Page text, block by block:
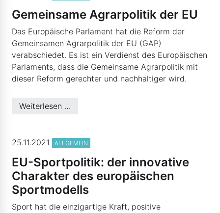
Gemeinsame Agrarpolitik der EU
Das Europäische Parlament hat die Reform der
Gemeinsamen Agrarpolitik der EU (GAP)
verabschiedet. Es ist ein Verdienst des Europäischen
Parlaments, dass die Gemeinsame Agrarpolitik mit
dieser Reform gerechter und nachhaltiger wird.
Weiterlesen …
25.11.2021 ALLGEMEIN
EU-Sportpolitik: der innovative
Charakter des europäischen
Sportmodells
Sport hat die einzigartige Kraft, positive